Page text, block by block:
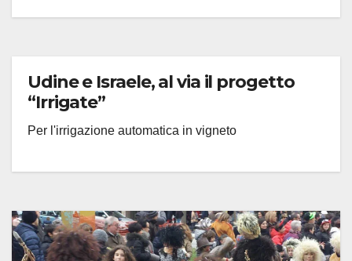
Udine e Israele, al via il progetto
“Irrigate”
Per l'irrigazione automatica in vigneto